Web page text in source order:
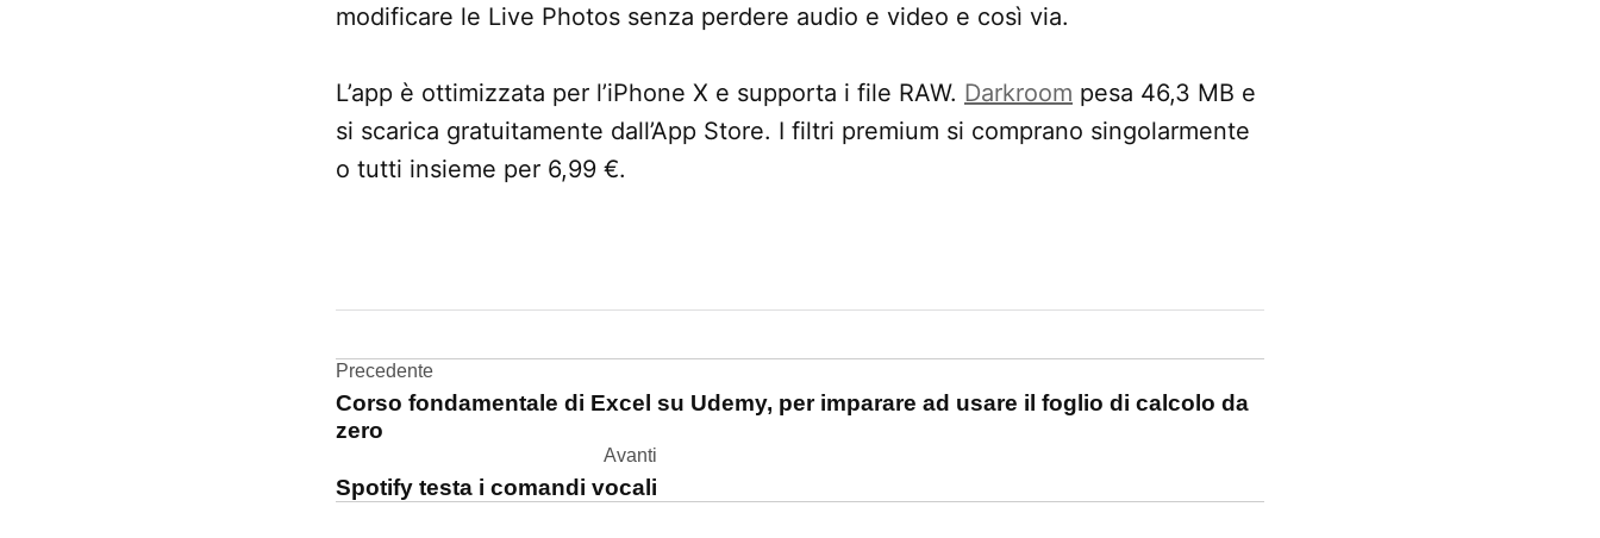
modificare le Live Photos senza perdere audio e video e così via.
L’app è ottimizzata per l’iPhone X e supporta i file RAW. Darkroom pesa 46,3 MB e
si scarica gratuitamente dall’App Store. I filtri premium si comprano singolarmente
o tutti insieme per 6,99 €.
Store
foto
Navigazione
articoli
Precedente
Corso fondamentale di Excel su Udemy, per imparare ad usare il foglio di calcolo da
zero
Avanti
Spotify testa i comandi vocali